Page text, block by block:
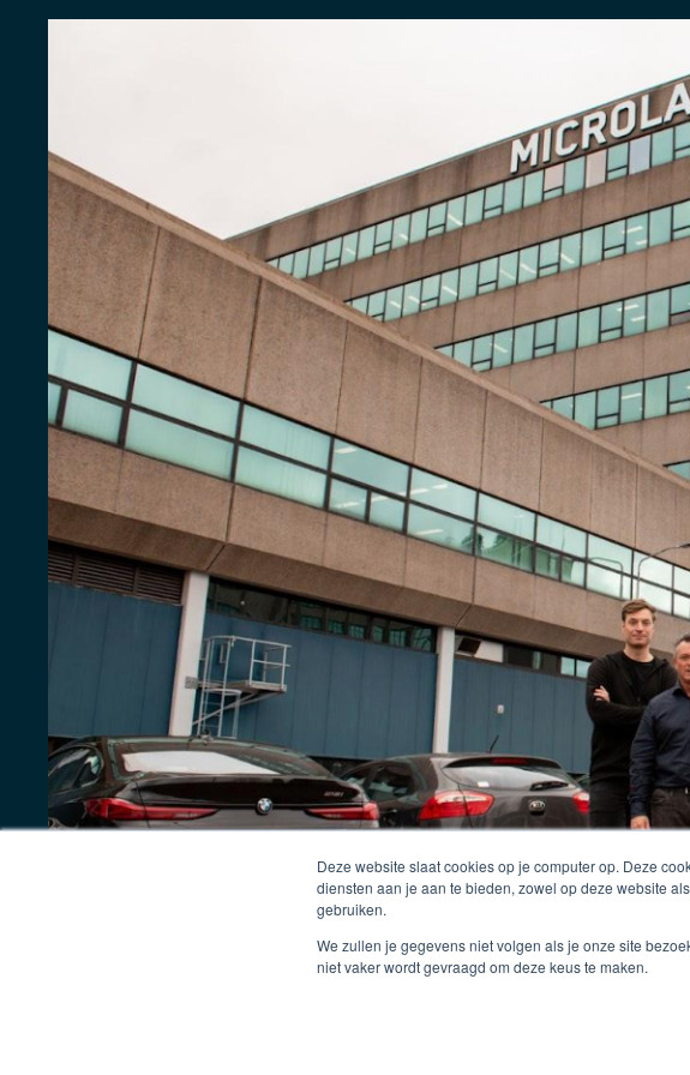
Deze website slaat cookies op je computer op. Deze
diensten aan je aan te bieden, zowel op deze website
gebruiken.
We zullen je gegevens niet volgen als je onze site
niet vaker wordt gevraagd om deze keus te maken.